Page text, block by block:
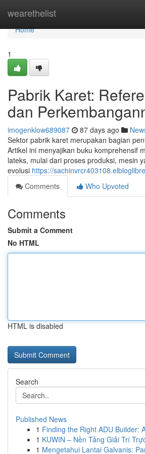
wearethelist
Home
Home
1
Pabrik Karet:
dan
imogenklow689087 87 days ago
Sektor pabrik karet merupakan bagian
Artikel ini menyajikan buku komprehensif
lateks, mulai dari proses produksi, mesin
evolusi https://
Comments
Who Upvoted
Comments
Submit a Comment
No HTML
HTML is disabled
Search
Published News
1 Finding the Right ADU Builder:
1 KUWIN – Nền Tảng Giải Trí
1 Mengetahui Lantai Galvanis: